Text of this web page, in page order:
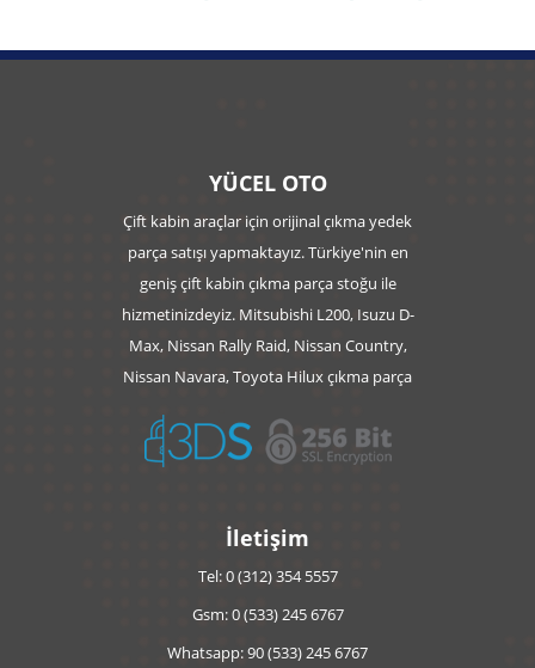
YÜCEL OTO
Çift kabin araçlar için orijinal çıkma yedek
parça satışı yapmaktayız. Türkiye'nin en
geniş çift kabin çıkma parça stoğu ile
hizmetinizdeyiz. Mitsubishi L200, Isuzu D-
Max, Nissan Rally Raid, Nissan Country,
Nissan Navara, Toyota Hilux çıkma parça
İletişim
Tel: 0 (312) 354 5557
Gsm: 0 (533) 245 6767
Whatsapp: 90 (533) 245 6767